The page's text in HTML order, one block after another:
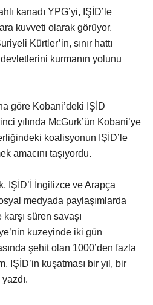
kanadı YPG’yi, IŞİD’le
kuvveti olarak görüyor.
Kürtler’in, sınır hattı
kurmanın yolunu
göre Kobani’deki IŞİD
yılında McGurk’ün Kobani’ye
koalisyonun IŞİD’le
amacını taşıyordu.
IŞİD’İ İngilizce ve Arapça
medyada paylaşımlarda
süren savaşı
kuzeyinde iki gün
şehit olan 1000’den fazla
IŞİD’in kuşatması bir yıl, bir
yazdı.